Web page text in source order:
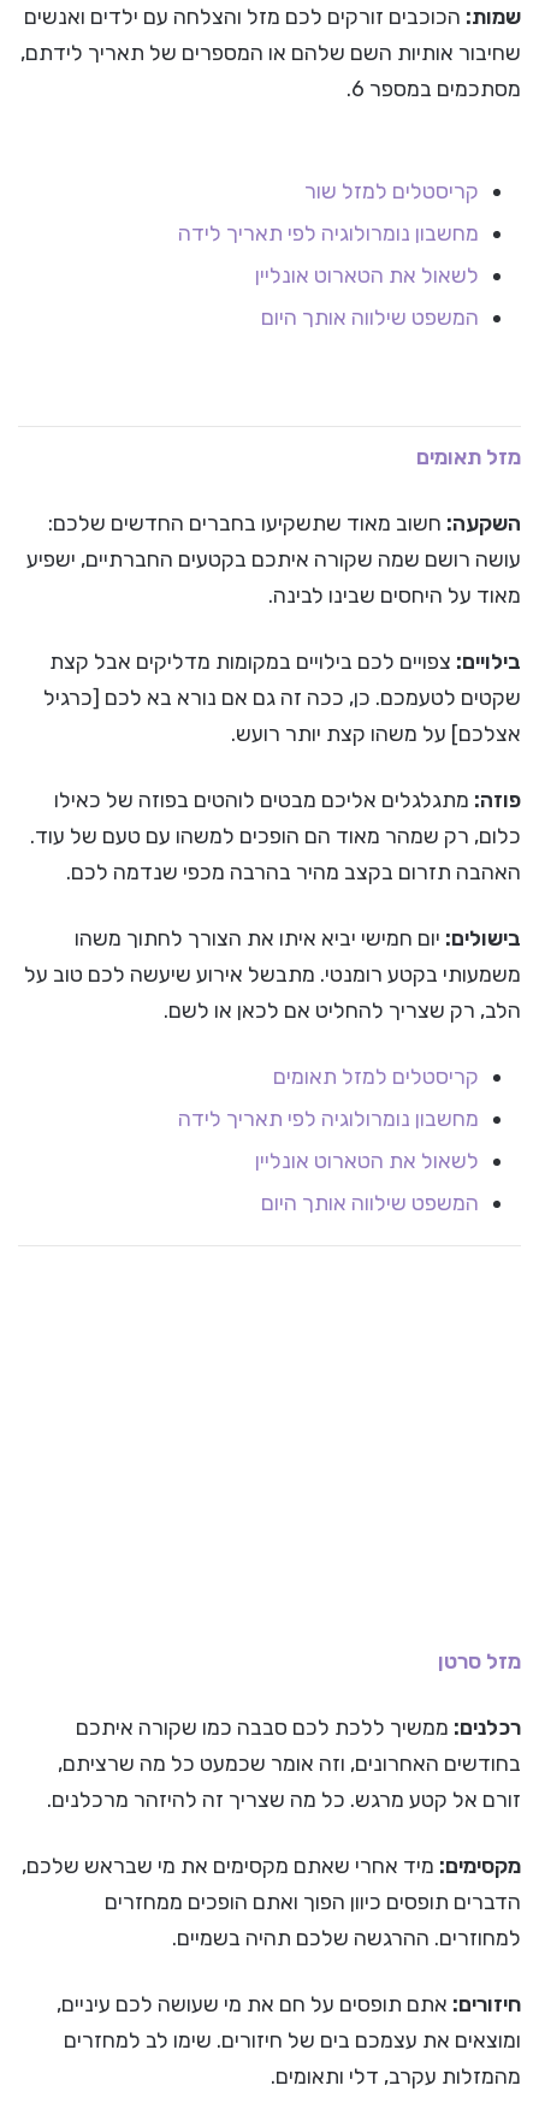
שמות: הכוכבים זורקים לכם מזל והצלחה עם ילדים ואנשים
שחיבור אותיות השם שלהם או המספרים של תאריך לידתם,
מסתכמים במספר 6.
קריסטלים למזל שור
מחשבון נומרולוגיה לפי תאריך לידה
לשאול את הטארוט אונליין
המשפט שילווה אותך היום
מזל תאומים
השקעה: חשוב מאוד שתשקיעו בחברים החדשים שלכם:
עושה רושם שמה שקורה איתכם בקטעים החברתיים, ישפיע
מאוד על היחסים שבינו לבינה.
בילויים: צפויים לכם בילויים במקומות מדליקים אבל קצת
שקטים לטעמכם. כן, ככה זה גם אם נורא בא לכם [כרגיל
אצלכם] על משהו קצת יותר רועש.
פוזה: מתגלגלים אליכם מבטים לוהטים בפוזה של כאילו
כלום, רק שמהר מאוד הם הופכים למשהו עם טעם של עוד.
האהבה תזרום בקצב מהיר בהרבה מכפי שנדמה לכם.
בישולים: יום חמישי יביא איתו את הצורך לחתוך משהו
משמעותי בקטע רומנטי. מתבשל אירוע שיעשה לכם טוב על
הלב, רק שצריך להחליט אם לכאן או לשם.
קריסטלים למזל תאומים
מחשבון נומרולוגיה לפי תאריך לידה
לשאול את הטארוט אונליין
המשפט שילווה אותך היום
מזל סרטן
רכלנים: ממשיך ללכת לכם סבבה כמו שקורה איתכם
בחודשים האחרונים, וזה אומר שכמעט כל מה שרציתם,
זורם אל קטע מרגש. כל מה שצריך זה להיזהר מרכלנים.
מקסימים: מיד אחרי שאתם מקסימים את מי שבראש שלכם,
הדברים תופסים כיוון הפוך ואתם הופכים ממחזרים
למחוזרים. ההרגשה שלכם תהיה בשמיים.
חיזורים: אתם תופסים על חם את מי שעושה לכם עיניים,
ומוצאים את עצמכם בים של חיזורים. שימו לב למחזרים
מהמזלות עקרב, דלי ותאומים.